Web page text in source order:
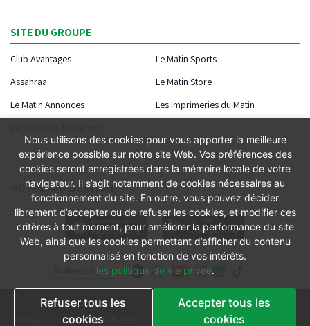
Suivez-nous
SITE DU GROUPE
Club Avantages
Le Matin Sports
Assahraa
Le Matin Store
Le Matin Annonces
Les Imprimeries du Matin
NOTRE APPLICATION
Copyright Groupe le Matin © 2026
Conditions générales
Nous utilisons des cookies pour vous apporter la meilleure
expérience possible sur notre site Web. Vos préférences des
cookies seront enregistrées dans la mémoire locale de votre
navigateur. Il s’agit notamment de cookies nécessaires au
fonctionnement du site. En outre, vous pouvez décider
librement d’accepter ou de refuser les cookies, et modifier ces
critères à tout moment, pour améliorer la performance du site
Web, ainsi que les cookies permettant d’afficher du contenu
personnalisé en fonction de vos intérêts.
les politique de vie privee.
Refuser tous les
cookies
Accepter tous les
cookies